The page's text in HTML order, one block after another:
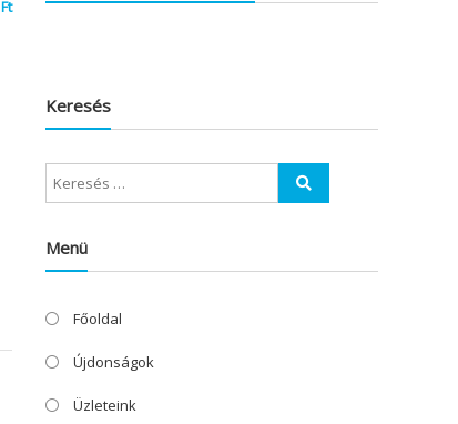
Ft
Keresés
Menü
Főoldal
Újdonságok
Üzleteink